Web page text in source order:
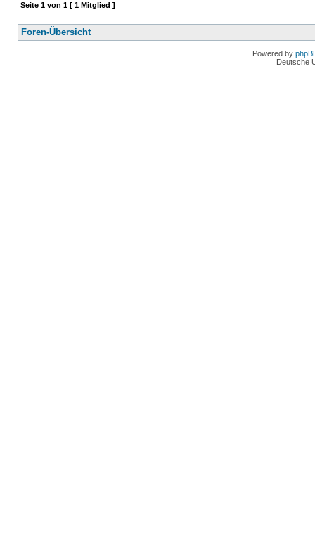
Seite 1 von 1 [ 1 Mitglied ]
Foren-Übersicht
Powered by
Deutsche